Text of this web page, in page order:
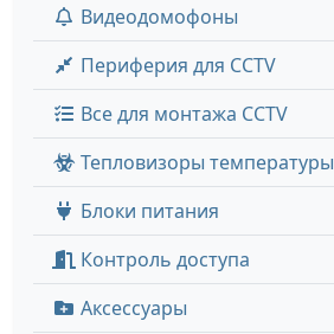
Видеодомофоны
Периферия для CCTV
Все для монтажа CCTV
Тепловизоры температуры
Блоки питания
Контроль доступа
Аксессуары